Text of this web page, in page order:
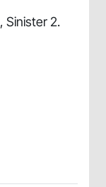
Sinister 2.